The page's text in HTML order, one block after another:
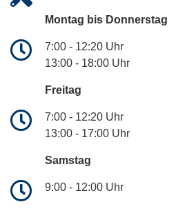
Montag bis Donnerstag
7:00 - 12:20 Uhr
13:00 - 18:00 Uhr
Freitag
7:00 - 12:20 Uhr
13:00 - 17:00 Uhr
Samstag
9:00 - 12:00 Uhr